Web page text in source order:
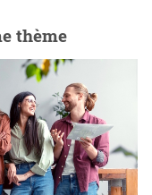
thème